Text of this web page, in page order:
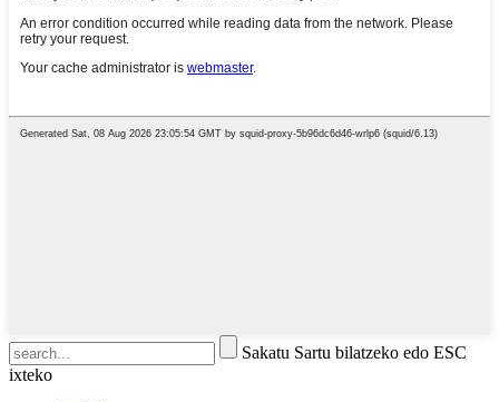
Sakatu Sartu bilatzeko edo ESC
ixteko